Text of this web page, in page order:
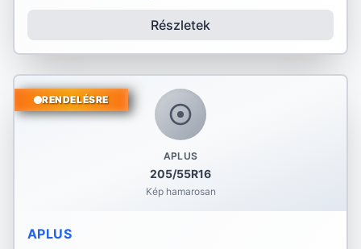
Részletek
APLUS
205/55R16
Kép hamarosan
RENDELÉSRE
APLUS